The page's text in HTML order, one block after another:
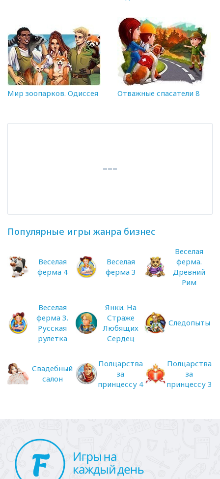
Мир зоопарков. Одиссея Отважные спасатели 8
Популярные игры жанра бизнес
Веселая
ферма 4
Веселая
ферма 3
Веселая
ферма.
Древний
Рим
Веселая
ферма 3.
Русская
рулетка
Янки. На
Страже
Любящих
Сердец
Следопыты
Свадебный
салон
Полцарства
за
принцессу 4
Полцарства
за
принцессу 3